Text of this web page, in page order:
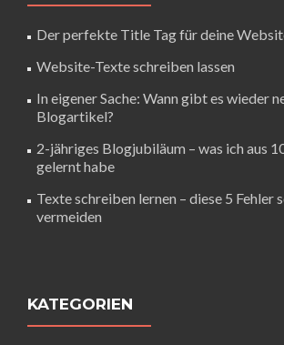
Der perfekte Title Tag für deine
Website-Texte schreiben lassen
In eigener Sache: Wann gibt es wieder
Blogartikel?
2-jähriges Blogjubiläum – was ich aus
gelernt habe
Texte schreiben lernen – diese 5 Fehler
vermeiden
KATEGORIEN